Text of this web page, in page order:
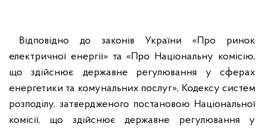
Відповідно до законів України «Про ринок
електричної енергії» та «Про Національну комісію,
що здійснює державне регулювання у сферах
енергетики та комунальних послуг», Кодексу систем
розподілу, затвердженого постановою Національної
комісії, що здійснює державне регулювання у